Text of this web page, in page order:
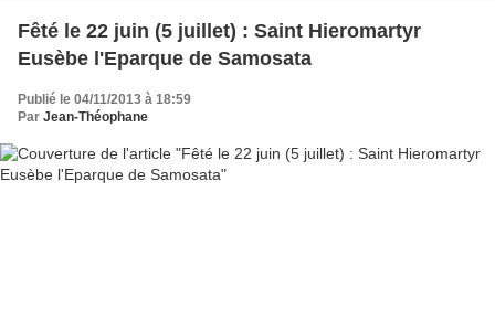
Fêté le 22 juin (5 juillet) : Saint Hieromartyr
Eusèbe l'Eparque de Samosata
Publié le 04/11/2013 à 18:59
Par Jean-Théophane